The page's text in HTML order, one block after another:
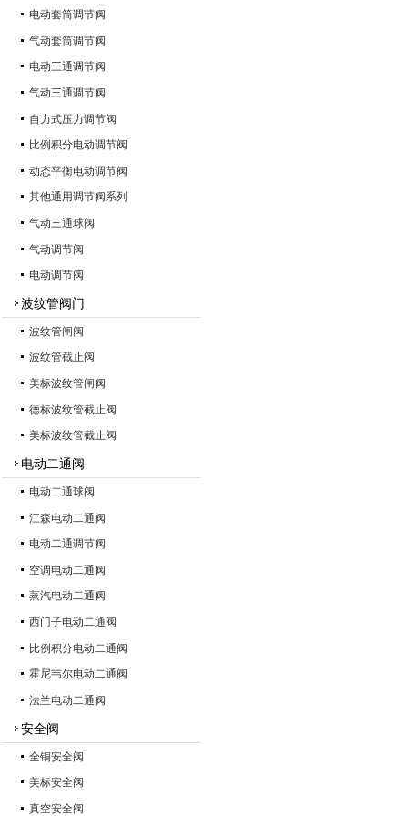
电动套筒调节阀
气动套筒调节阀
电动三通调节阀
气动三通调节阀
自力式压力调节阀
比例积分电动调节阀
动态平衡电动调节阀
其他通用调节阀系列
气动三通球阀
气动调节阀
电动调节阀
波纹管阀门
波纹管闸阀
波纹管截止阀
美标波纹管闸阀
德标波纹管截止阀
美标波纹管截止阀
电动二通阀
电动二通球阀
江森电动二通阀
电动二通调节阀
空调电动二通阀
蒸汽电动二通阀
西门子电动二通阀
比例积分电动二通阀
霍尼韦尔电动二通阀
法兰电动二通阀
安全阀
全铜安全阀
美标安全阀
真空安全阀